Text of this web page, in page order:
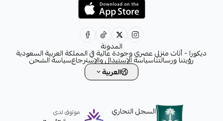
decora6586@gmail.com
المدونة
ديكورا - أثاث منزلي عصري وجودة عالية في المملكة العربية السعودية
رؤيتنا ورسالتناسياسة الإستبدال والإسترجاعسياسة الشحن
العربية
السجل التجاري
موثوق لدى